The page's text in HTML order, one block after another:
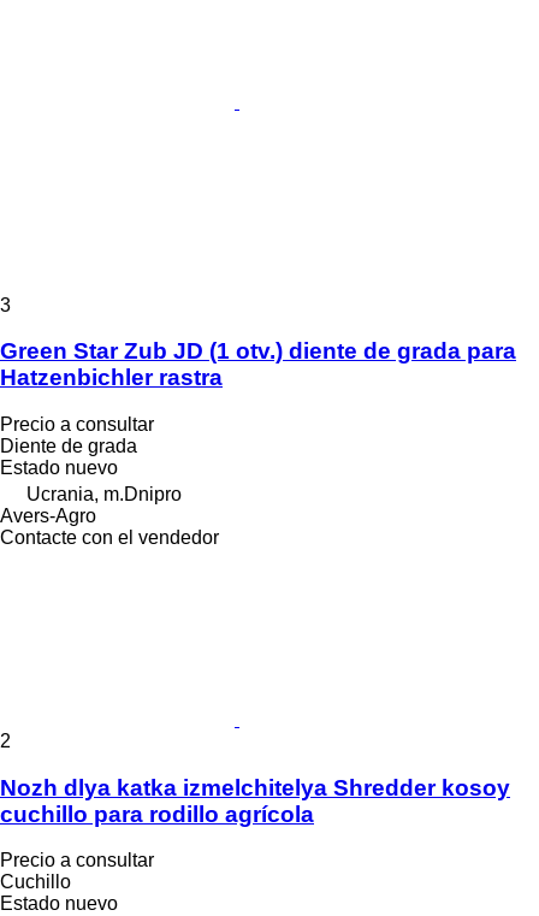
3
Green Star Zub JD (1 otv.) diente de grada para
Hatzenbichler rastra
Precio a consultar
Diente de grada
Estado nuevo
Ucrania, m.Dnipro
Avers-Agro
Contacte con el vendedor
2
Nozh dlya katka izmelchitelya Shredder kosoy
cuchillo para rodillo agrícola
Precio a consultar
Cuchillo
Estado nuevo